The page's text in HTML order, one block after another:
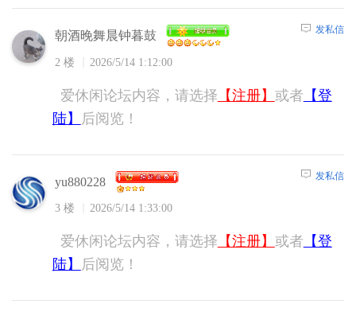
朝酒晚舞晨钟暮鼓
2 楼 2026/5/14 1:12:00
发私信
爱休闲论坛内容，请选择 【注册】 或者 【登
陆】
后阅览！
yu880228
3 楼 2026/5/14 1:33:00
发私信
爱休闲论坛内容，请选择 【注册】 或者 【登
陆】
后阅览！